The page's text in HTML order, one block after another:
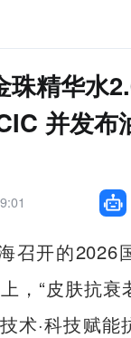
珠精华水
并发布
召开的2026
，“皮肤抗衰
术·科技赋能